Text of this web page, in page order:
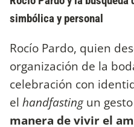
simbólica y personal
Rocío Pardo, quien
organización de la
celebración con
el handfastingun
manera de vivir el